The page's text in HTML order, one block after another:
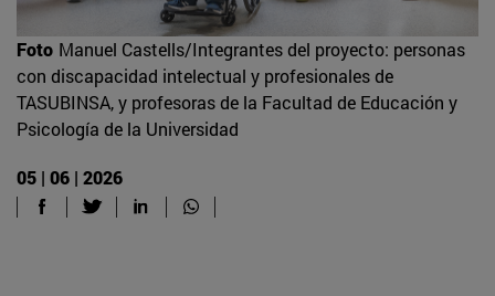
Foto Manuel Castells/Integrantes del proyecto: personas
con discapacidad intelectual y profesionales de
TASUBINSA, y profesoras de la Facultad de Educación y
Psicología de la Universidad
05 | 06 | 2026